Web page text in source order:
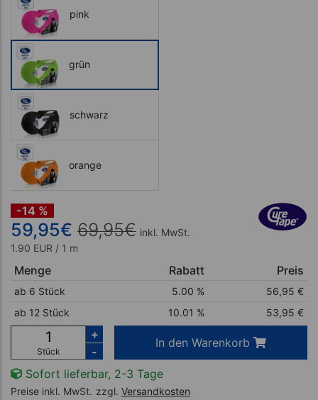
pink
grün
schwarz
orange
-14 %
59,95€ 69,95€ inkl. MwSt.
1.90 EUR / 1 m
Menge Rabatt Preis
ab 6 Stück 5.00 % 56,95€
ab 12 Stück
10.01 % 53,95€
Stück
+
-
In den Warenkorb
Sofort lieferbar, 2-3 Tage
Preise inkl. MwSt. zzgl. Versandkosten